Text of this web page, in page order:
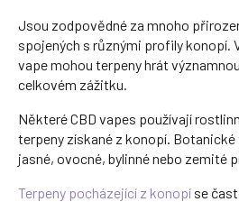
Jsou zodpovědné za mnoho
spojených s různými profily konopí.
vape mohou terpeny hrát
celkovém zážitku.
Některé CBD vapes používají
terpeny získané z konopí.
jasné, ovocné, bylinné nebo zemité
Terpeny pocházející z konopí se